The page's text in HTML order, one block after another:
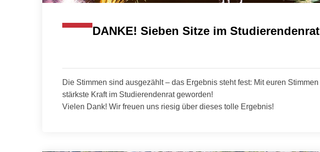
DANKE! Sieben Sitze im Studierendenrat
Die Stimmen sind ausgezählt – das Ergebnis steht fest: Mit euren
stärkste Kraft im Studierendenrat geworden!
Vielen Dank! Wir freuen uns riesig über dieses tolle Ergebnis!